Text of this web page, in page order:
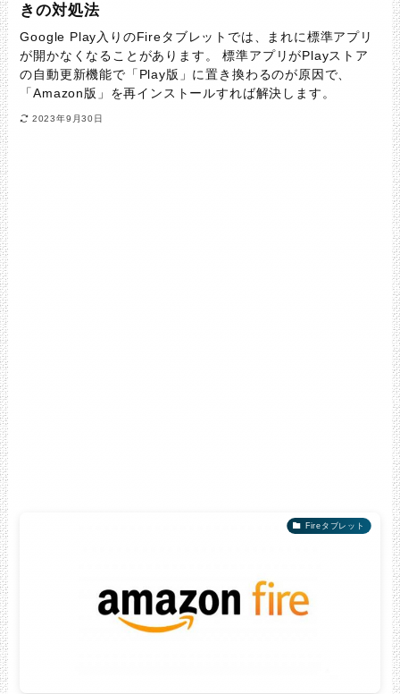
きの対処法
Google Play入りのFireタブレットでは、まれに標準アプリ
が開かなくなることがあります。 標準アプリがPlayストア
の自動更新機能で「Play版」に置き換わるのが原因で、
「Amazon版」を再インストールすれば解決します。
2023年9月30日
Fireタブレット